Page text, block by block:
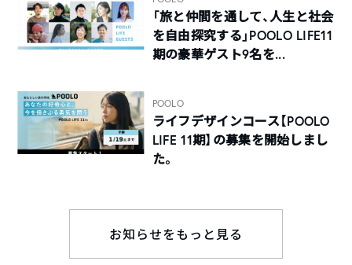
「旅と仲間を通して、人生と社会
を自由探究する」POOLO LIFE11
期の豪華ゲスト9名を...
POOLO
ライフデザインコース【POOLO
LIFE 11期】の募集を開始しまし
た。
お知らせをもっと見る